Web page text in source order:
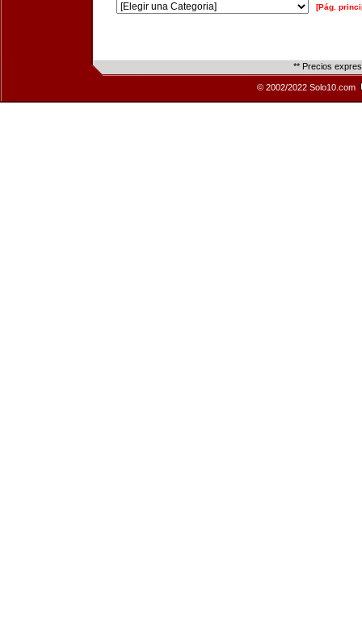
[Pág.
** Precios
© 2002/2022 Solo10.com